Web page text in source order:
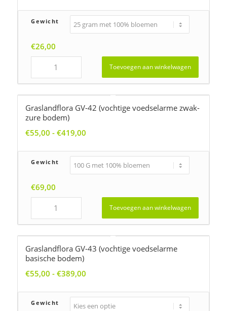
tot
€465,00
Gewicht
€26,00
Toevoegen aan winkelwagen
Graslandflora GV-42 (vochtige voedselarme zwak-
zure bodem)
€55,00 - €419,00
tot
€419,00
Gewicht
€69,00
Toevoegen aan winkelwagen
Graslandflora GV-43 (vochtige voedselarme
basische bodem)
€55,00 - €389,00
tot
€389,00
Gewicht